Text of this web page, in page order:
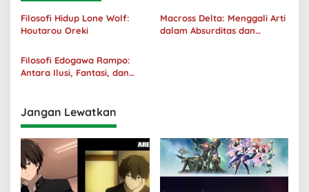
Filosofi Hidup Lone Wolf:
Houtarou Oreki
Macross Delta: Menggali Arti
dalam Absurditas dan
Filosofi Edogawa Rampo:
Antara Ilusi, Fantasi, dan
Jangan Lewatkan